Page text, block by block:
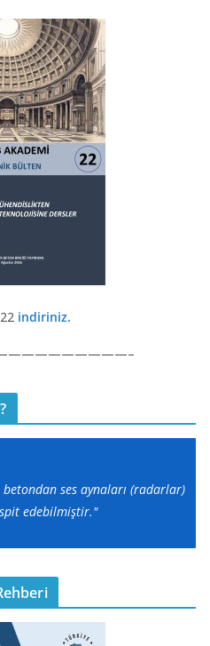
indiriniz.
betondan ses aynaları (radarlar)
edebilmiştir."